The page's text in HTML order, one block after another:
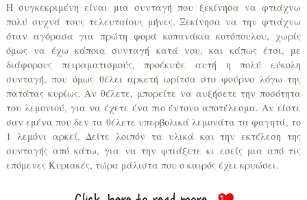
Η συγκεκριμένη είναι μια συνταγή που ξεκίνησα να φτιάχνω
πολύ συχνά τους τελευταίους μήνες. Ξεκίνησα να την φτιάχνω
όταν αγόρασα για πρώτη φορά κοπανάκια κοτόπουλου, χωρίς
όμως να έχω κάποια συνταγή κατά νου, και κάπως έτσι, με
διάφορους πειραματισμούς, προέκυψε αυτή η πολύ εύκολη
συνταγή, που όμως θέλει αρκετή ωρίτσα στο φούρνο λόγω της
πατάτας κυρίως. Αν θέλετε, μπορείτε να αυξήσετε την ποσότητα
του λεμονιού, για να έχετε ένα πιο έντονο αποτέλεσμα. Αν είστε
σαν εμένα που δεν τα θέλετε υπερβολικά λεμονάτα τα φαγητά, το
1 λεμόνι αρκεί. Δείτε λοιπόν τα υλικά και την εκτέλεση της
συνταγής από κάτω, για να την φτιάξετε κι εσείς μια από τις
επόμενες Κυριακές, τώρα μάλιστα που ο καιρός έχει κρυώσει.